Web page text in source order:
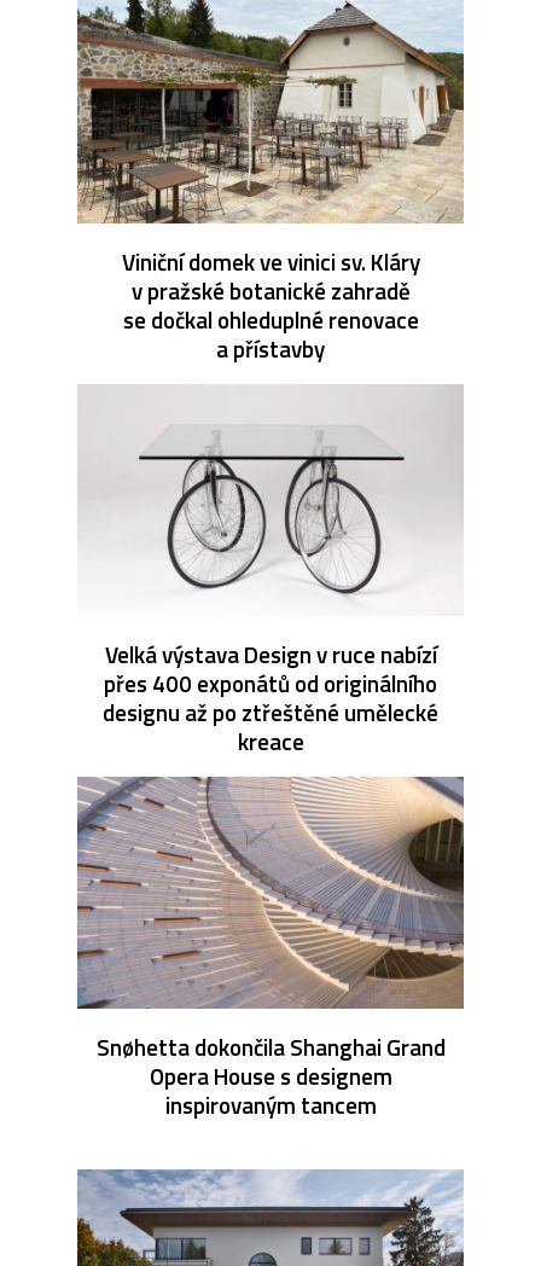
Viniční domek ve vinici sv. Kláry
v pražské botanické zahradě
se dočkal ohleduplné renovace
a přístavby
Velká výstava Design v ruce nabízí
přes 400 exponátů od originálního
designu až po ztřeštěné umělecké
kreace
Snøhetta dokončila Shanghai Grand
Opera House s designem
inspirovaným tancem